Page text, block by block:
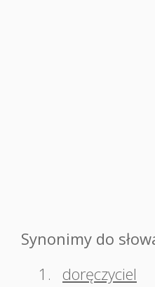
Synonimy do
1.
doręczyciel